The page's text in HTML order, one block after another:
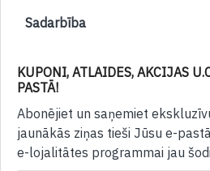
Sadarbība
KUPONI, ATLAIDES, AKCIJAS
PASTĀ!
Abonējiet un saņemiet
jaunākās ziņas tieši Jūsu e-
e-lojalitātes programmai jau